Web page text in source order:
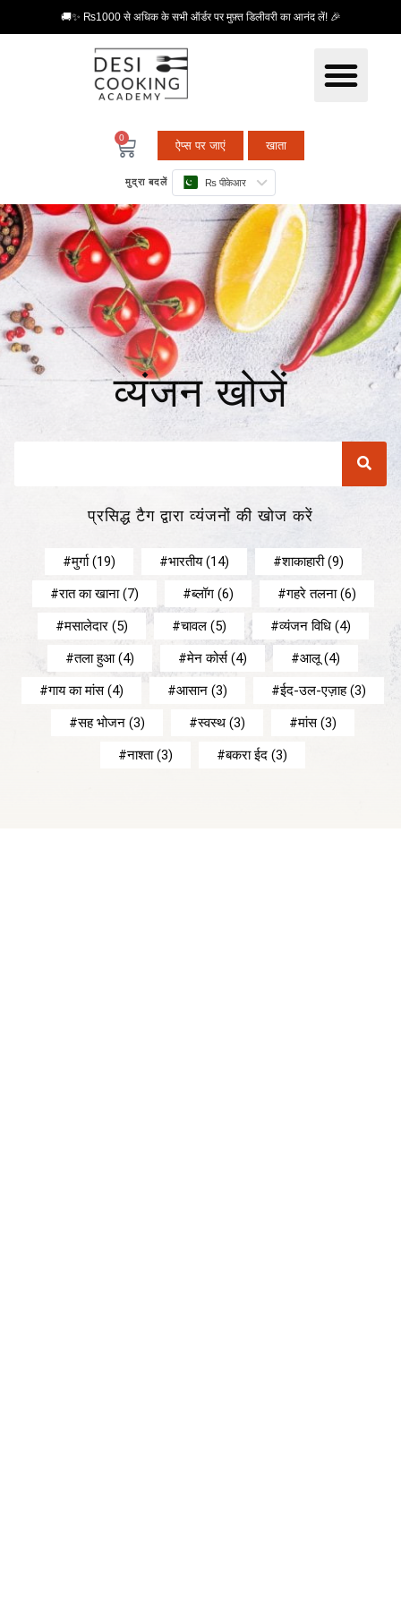
🚚✨ ₨1000 से अधिक के सभी ऑर्डर पर मुफ़्त डिलीवरी का आनंद लें! 🎉
0
ऐप्स पर जाएं खाता
मुद्रा बदलें ₨ पीकेआर
व्यंजन खोजें
प्रसिद्ध टैग द्वारा व्यंजनों की खोज करें
मुर्गा(19) भारतीय(14) शाकाहारी(9)
रात का खाना(7) ब्लॉग(6) गहरे तलना(6)
मसालेदार(5) चावल(5) व्यंजन विधि(4)
तला हुआ(4) मेन कोर्स(4) आलू (4)
गाय का मांस(4) आसान (3) ईद-उल-एज़ाह(3)
सह भोजन (3) स्वस्थ (3) मांस(3)
नाश्ता(3) बकरा ईद (3)